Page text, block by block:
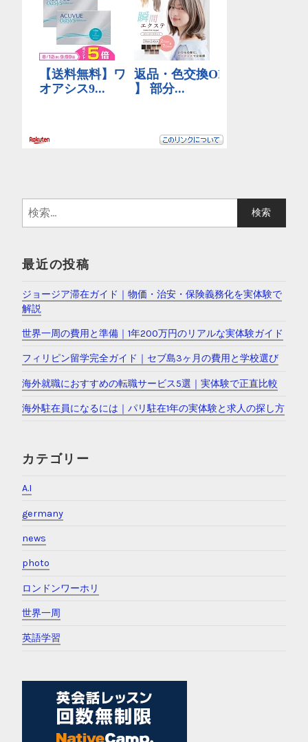
検
索
最近の投稿
ジョージア滞在ガイド｜物価・治安・保険義務化を実体験で
解説
世界一周の費用と準備｜1年200万円のリアルな実体験ガイド
フィリピン留学完全ガイド｜セブ島3ヶ月の費用と学校選び
海外就職におすすめの転職サービス5選｜実体験で正直比較
海外駐在員になるには｜パリ駐在1年の実体験と求人の探し方
カテゴリー
A.I
germany
news
photo
ロンドンワーホリ
世界一周
英語学習